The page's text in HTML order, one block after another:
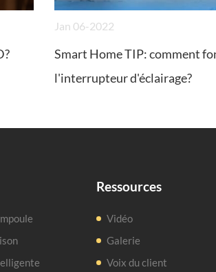
Jan 06-2022
Smart Home TIP: comment
l'interrupteur d'éclairage?
Ressources
Vidéo
Galerie
Voix du client